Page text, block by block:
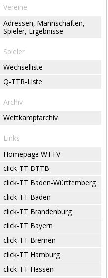
Vereine
Adressen, Mannschaften,
Spieler, Ergebnisse
Spieler
Wechselliste
Q-TTR-Liste
Archiv
Wettkampfarchiv
Links
Homepage WTTV
click-TT DTTB
click-TT Baden-Württemberg
click-TT Baden
click-TT Brandenburg
click-TT Bayern
click-TT Bremen
click-TT Hamburg
click-TT Hessen